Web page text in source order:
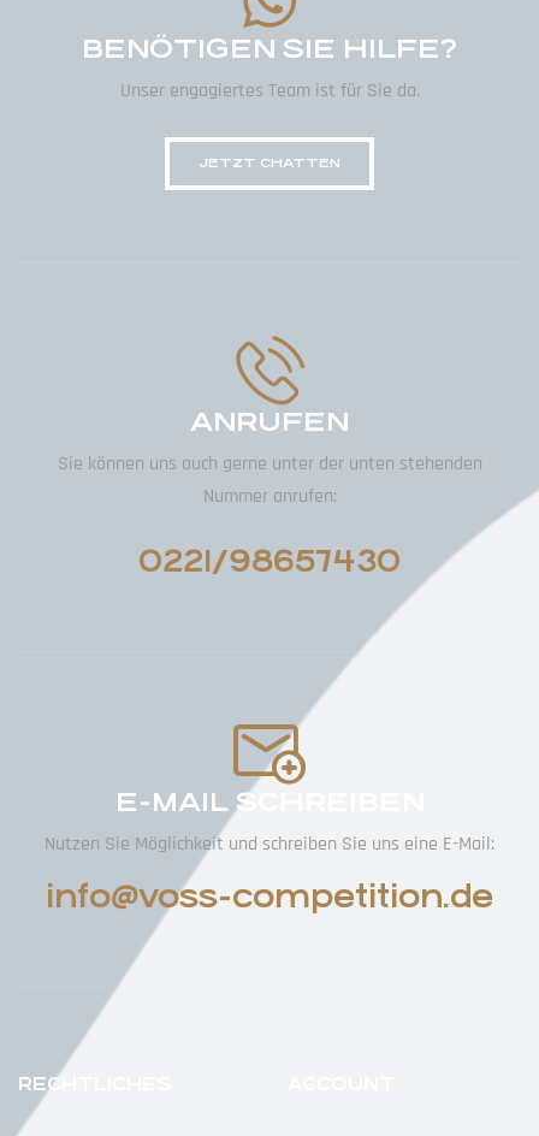
BENÖTIGEN SIE HILFE?
Unser engagiertes Team ist für Sie da.
JETZT CHATTEN
ANRUFEN
Sie können uns auch gerne unter der unten stehenden
Nummer anrufen:
0221/98657430
E-MAIL SCHREIBEN
Nutzen Sie Möglichkeit und schreiben Sie uns eine E-Mail:
info@voss-competition.de
RECHTLICHES